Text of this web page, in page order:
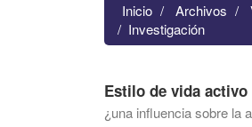
Inicio Archivos
Investigación
Estilo de vida
¿una influencia sobre la